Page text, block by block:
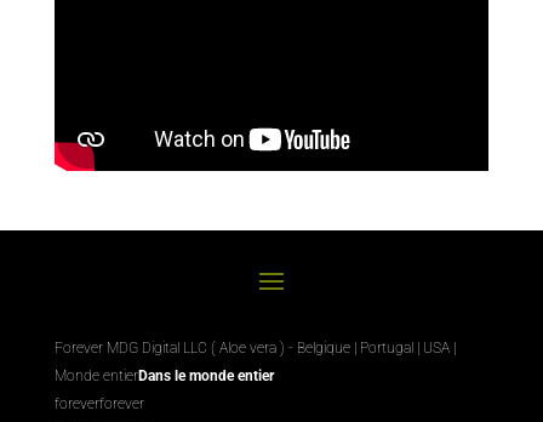
Forever MDG Digital LLC ( Aloe vera ) - Belgique | Portugal | USA |
Monde entierDans le monde entier
foreverforever